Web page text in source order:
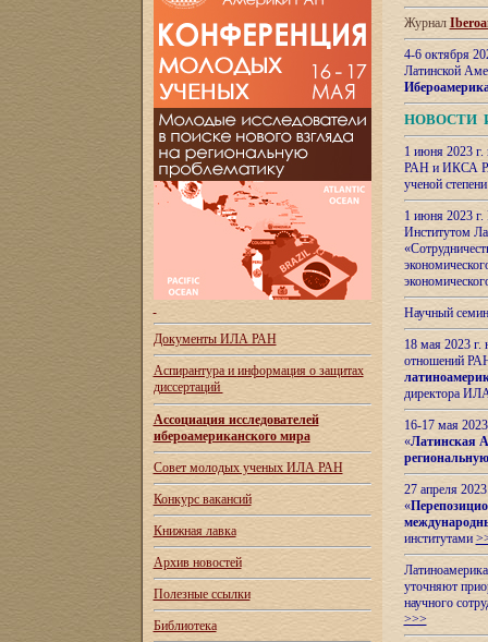
Документы ИЛА РАН
Аспирантура и информация о защитах
диссертаций
Ассоциация исследователей
ибероамериканского мира
Совет молодых ученых ИЛА РАН
Конкурс вакансий
Книжная лавка
Архив новостей
Полезные ссылки
Библиотека
Журнал
4-6 октября
Латинской
НОВОСТИ
1 июня 2023
РАН и ИКСА
ученой
1 июня 2023
Институтом
Научный
18 мая 2023
отношений
директора
16-17 мая
«Латинская
27 апреля
«
институтами
уточняют
научного
>>>